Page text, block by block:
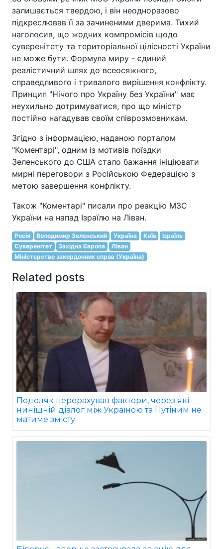
залишається твердою, і він неодноразово
підкреслював її за зачиненими дверима. Тихий
наголосив, що жодних компромісів щодо
суверенітету та територіальної цілісності України
не може бути. Формула миру - єдиний
реалістичний шлях до всеосяжного,
справедливого і тривалого вирішення конфлікту.
Принцип "Нічого про Україну без України" має
неухильно дотримуватися, про що міністр
постійно нагадував своїм співрозмовникам.
Згідно з інформацією, наданою порталом
"Коментарі", одним із мотивів поїздки
Зеленського до США стало бажання ініціювати
мирні переговори з Російською Федерацією з
метою завершення конфлікту.
Також "Коментарі" писали про реакцію МЗС
України на напад Ізраїлю на Ліван.
Росія Володимир Зеленський Україна Київ
Ізраїль
Суверенітет
Західна Європа
Ліван
Міністерство закордонних справ (Україна)
Related posts
Подоляк перерахував фактори, через які
нинішній діалог між Україною та Путіним не
матиме змісту.